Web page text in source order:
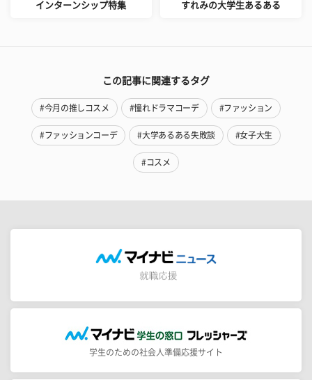
インターンシップ特集 すれみの大学生あるある
この記事に関連するタグ
#今月の推しコスメ #憧れドラマコーデ #ファッション
#ファッションコーデ #大学あるある失敗談 #女子大生
#コスメ
学生のための社会人準備応援サイト